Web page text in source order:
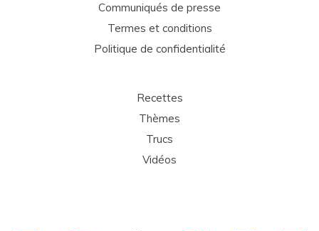
Communiqués de presse
Termes et conditions
Politique de confidentialité
Recettes
Thèmes
Trucs
Vidéos